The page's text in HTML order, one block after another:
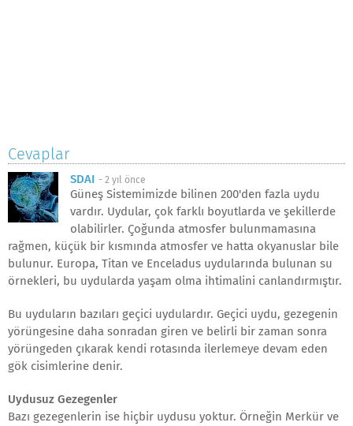
Cevaplar
SDAI - 2 yıl önce
Güneş Sistemimizde bilinen 200'den fazla uydu
vardır. Uydular, çok farklı boyutlarda ve şekillerde
olabilirler. Çoğunda atmosfer bulunmamasına
rağmen, küçük bir kısmında atmosfer ve hatta okyanuslar bile
bulunur. Europa, Titan ve Enceladus uydularında bulunan su
örnekleri, bu uydularda yaşam olma ihtimalini canlandırmıştır.
Bu uyduların bazıları geçici uydulardır. Geçici uydu, gezegenin
yörüngesine daha sonradan giren ve belirli bir zaman sonra
yörüngeden çıkarak kendi rotasında ilerlemeye devam eden
gök cisimlerine denir.
Uydusuz Gezegenler
Bazı gezegenlerin ise hiçbir uydusu yoktur. Örneğin Merkür ve